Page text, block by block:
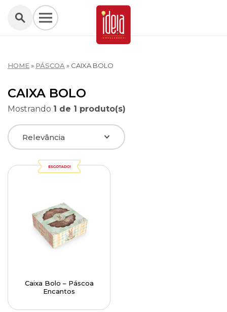
HOME» PÁSCOA » CAIXA BOLO
CAIXA BOLO
Mostrando 1 de 1 produto(s)
Caixa Bolo – Páscoa
Encantos